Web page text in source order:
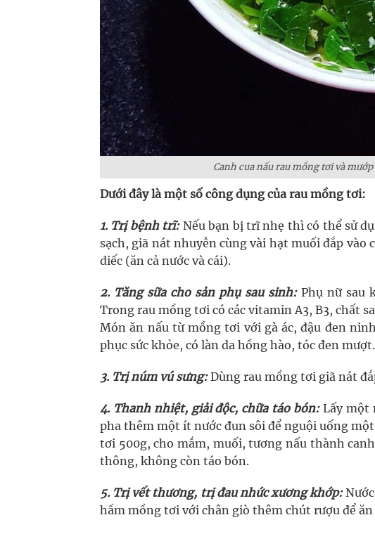
Canh cua nấu rau mồng tơi và
Dưới đây là một số công dụng của rau mồng tơi:
1. Trị bệnh trĩ: Nếu bạn bị trĩ nhẹ thì có thể sử
sạch, giã nát nhuyễn cùng vài hạt muối đắp
diếc (ăn cả nước và cái).
2. Tăng sữa cho sản phụ sau sinh: Phụ nữ sau
Trong rau mồng tơi có các vitamin A3, B3, chất
Món ăn nấu từ mồng tơi với gà ác, đậu đen
phục sức khỏe, có làn da hồng hào, tóc đen mượt.
3. Trị núm vú sưng: Dùng rau mồng tơi giã nát
4. Thanh nhiệt, giải độc, chữa táo bón: Lấy một
pha thêm một ít nước đun sôi để nguội uống
tơi 500g, cho mắm, muối, tương nấu thành
thông, không còn táo bón.
5. Trị vết thương, trị đau nhức xương khớp:
hầm mồng tơi với chân giò thêm chút rượu để